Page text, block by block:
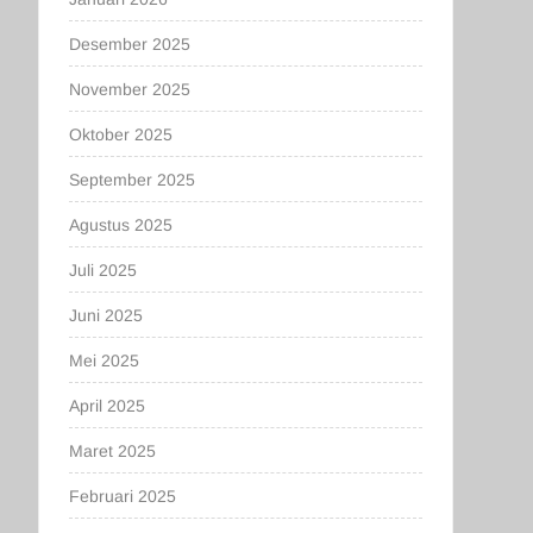
Desember 2025
November 2025
Oktober 2025
September 2025
Agustus 2025
Juli 2025
Juni 2025
Mei 2025
April 2025
Maret 2025
Februari 2025